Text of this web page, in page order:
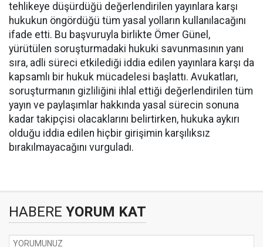
tehlikeye düşürdüğü değerlendirilen yayınlara karşı
hukukun öngördüğü tüm yasal yolların kullanılacağını
ifade etti. Bu başvuruyla birlikte Ömer Günel,
yürütülen soruşturmadaki hukuki savunmasının yanı
sıra, adli süreci etkilediği iddia edilen yayınlara karşı da
kapsamlı bir hukuk mücadelesi başlattı. Avukatları,
soruşturmanın gizliliğini ihlal ettiği değerlendirilen tüm
yayın ve paylaşımlar hakkında yasal sürecin sonuna
kadar takipçisi olacaklarını belirtirken, hukuka aykırı
olduğu iddia edilen hiçbir girişimin karşılıksız
bırakılmayacağını vurguladı.
HABERE YORUM KAT